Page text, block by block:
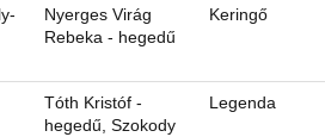
Nyerges Virág
Rebeka - hegedű
Keringő
Tóth Kristóf -
hegedű, Szokody
Legenda